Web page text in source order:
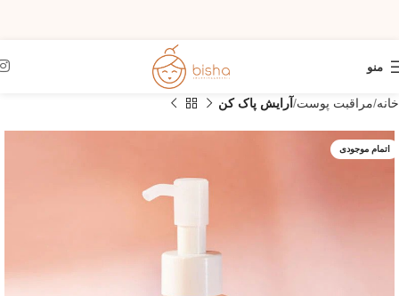
منو
خانه مراقبت پوست آرایش پاک کن
اتمام موجودی